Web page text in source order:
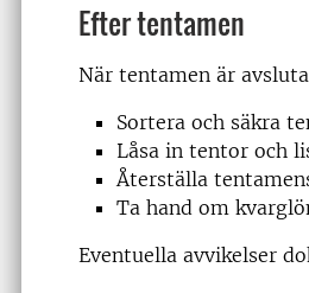
Efter tentamen
När tentamen är
Sortera och säkra
Låsa in tentor och
Återställa
Ta hand om
Eventuella avvikelser